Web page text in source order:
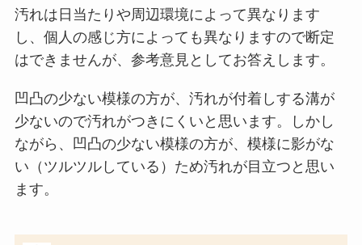
汚れは日当たりや周辺環境によって異なります
し、個人の感じ方によっても異なりますので断定
はできませんが、参考意見としてお答えします。
凹凸の少ない模様の方が、汚れが付着しする溝が
少ないので汚れがつきにくいと思います。しかし
ながら、凹凸の少ない模様の方が、模様に影がな
い（ツルツルしている）ため汚れが目立つと思い
ます。